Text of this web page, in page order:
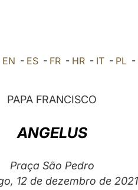
EN - ES- FR- HR- IT- PL-
PAPA FRANCISCO
ANGELUS
Praça São Pedro
12 de dezembro de 2021